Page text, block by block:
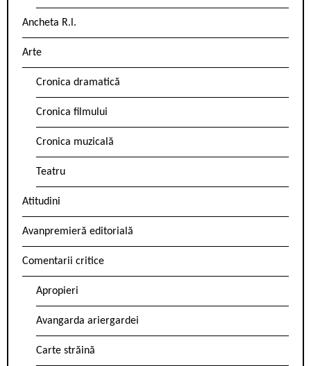
Ancheta R.l.
Arte
Cronica dramatică
Cronica filmului
Cronica muzicală
Teatru
Atitudini
Avanpremieră editorială
Comentarii critice
Apropieri
Avangarda ariergardei
Carte străină